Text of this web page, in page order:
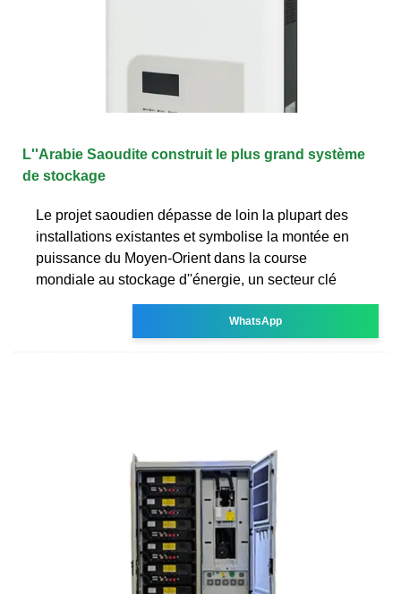
L''Arabie Saoudite construit le plus grand système
de stockage
Le projet saoudien dépasse de loin la plupart des
installations existantes et symbolise la montée en
puissance du Moyen-Orient dans la course
mondiale au stockage d''énergie, un secteur clé
WhatsApp